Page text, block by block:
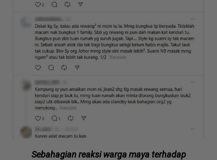
Sebahagian reaksi warga maya terhadap